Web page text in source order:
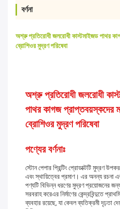
বর্ণনা
অশ্রু প্রতিরোধী জলরোধী কাস্টমাইজড পাথর কাগজ
ব্রোশিওর মুদ্রণ পরিষেবা
অশ্রু প্রতিরোধী জলরোধী
পাথর কাগজ প্রাপ্তবয়স্কদের
ব্রোশিওর মুদ্রণ পরিষেবা
পণ্যের বর্ণনাঃ
স্টোন পেপার প্রিন্টিং প্রোডাক্টটি মুদ্রণ
এবং স্থায়িত্বের প্রমাণ। এর অনন্য রচনা
পণ্যটি বিভিন্ন ধরণের মুদ্রণ প্রয়োজনের জন্য
সরবরাহ করেএর নির্মাণের কেন্দ্রবিন্দুতে
ব্যবহার রয়েছে, যা কেবল ব্যতিক্রমী দৃঢ়তা